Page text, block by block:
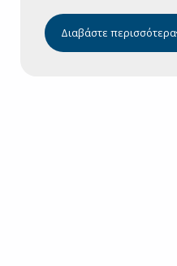
Διαβάστε περισσότερα